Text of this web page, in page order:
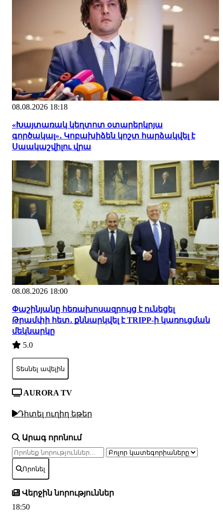
08.08.2026 18:18
«Խայտառակ կեղտոտ օտարերկրյա
գործակալ»․ Կոբախիձեն կոշտ հարձակվել է
Սաակաշվիլու վրա
08.08.2026 18:00
Փաշինյանը հեռախոսազրույց է ունեցել
Թրամփի հետ․ քննարկվել է TRIPP-ի կառուցման
մեկնարկը
5.0
Տեսնել ավելին
AURORA TV
Դիտել ուղիղ եթեր
Արագ որոնում
Որոնել
Վերջին նորություններ
18:50